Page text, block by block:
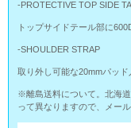
-PROTECTIVE TOP SIDE
トップサイドテール部に
-SHOULDER STRAP
取り外し可能な20mmパッ
※離島送料について。北海
って異なりますので、メー